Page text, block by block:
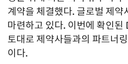
계약을 체결했다. 글로벌 제약
마련하고 있다. 이번에 확인된
토대로 제약사들과의 파트너
이다.